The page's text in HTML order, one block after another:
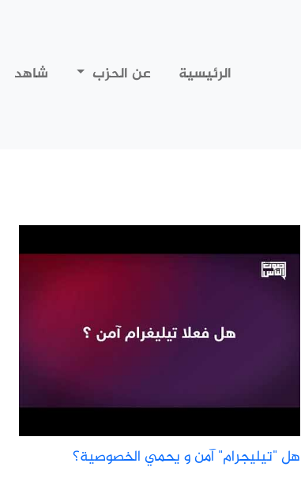
الرئيسية عن الحزب شاهد
هل "تيليجرام" آمن و يحمي الخصوصية؟